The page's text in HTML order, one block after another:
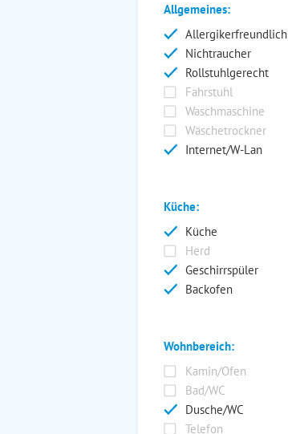
Allgemeines:
Allergikerfreundlich
Nichtraucher
Rollstuhlgerecht
Fahrstuhl
Waschmaschine
Wäschetrockner
Internet/W-Lan
Küche:
Küche
Herd
Geschirrspüler
Backofen
Wohnbereich:
Kamin/Ofen
Bad/WC
Dusche/WC
Telefon